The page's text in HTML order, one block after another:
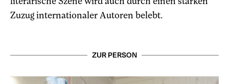
Zuzug internationaler Autoren belebt.
ZUR PERSON